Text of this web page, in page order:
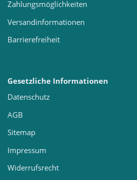
Zahlungsmöglichkeiten
Versandinformationen
Barrierefreiheit
Gesetzliche Informationen
Datenschutz
AGB
Sitemap
Impressum
Widerrufsrecht